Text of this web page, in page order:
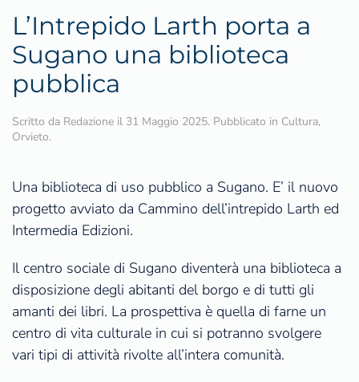
L’Intrepido Larth porta a
Sugano una biblioteca
pubblica
Scritto da Redazione il 31 Maggio 2025. Pubblicato in Cultura,
Orvieto.
Una biblioteca di uso pubblico a Sugano. E’ il nuovo
progetto avviato da Cammino dell’intrepido Larth ed
Intermedia Edizioni.
Il centro sociale di Sugano diventerà una biblioteca a
disposizione degli abitanti del borgo e di tutti gli
amanti dei libri. La prospettiva è quella di farne un
centro di vita culturale in cui si potranno svolgere
vari tipi di attività rivolte all’intera comunità.